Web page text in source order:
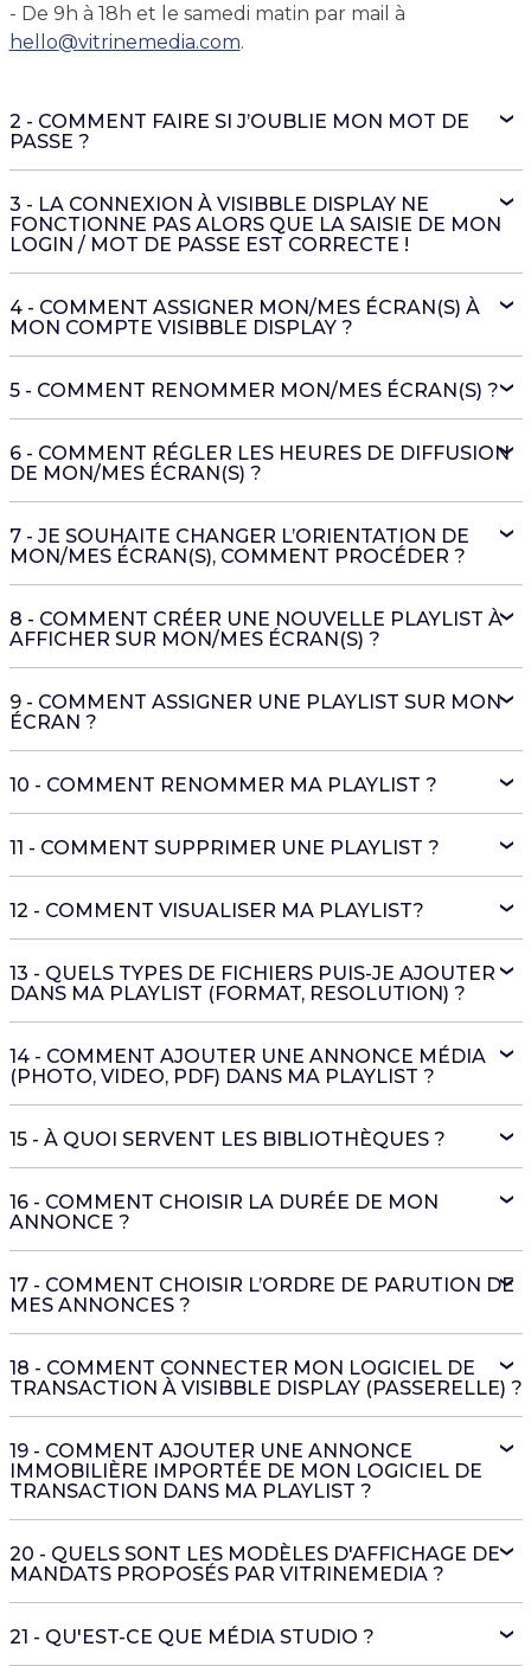
- De 9h à 18h et le samedi matin par mail à
hello@vitrinemedia.com.
2 - COMMENT FAIRE SI J’OUBLIE MON MOT DE
PASSE ?
3 - LA CONNEXION À VISIBBLE DISPLAY NE
FONCTIONNE PAS ALORS QUE LA SAISIE DE MON
LOGIN / MOT DE PASSE EST CORRECTE !
4 - COMMENT ASSIGNER MON/MES ÉCRAN(S) À
MON COMPTE VISIBBLE DISPLAY ?
5 - COMMENT RENOMMER MON/MES ÉCRAN(S) ?
6 - COMMENT RÉGLER LES HEURES DE DIFFUSION
DE MON/MES ÉCRAN(S) ?
7 - JE SOUHAITE CHANGER L’ORIENTATION DE
MON/MES ÉCRAN(S), COMMENT PROCÉDER ?
8 - COMMENT CRÉER UNE NOUVELLE PLAYLIST À
AFFICHER SUR MON/MES ÉCRAN(S) ?
9 - COMMENT ASSIGNER UNE PLAYLIST SUR MON
ÉCRAN ?
10 - COMMENT RENOMMER MA PLAYLIST ?
11 - COMMENT SUPPRIMER UNE PLAYLIST ?
12 - COMMENT VISUALISER MA PLAYLIST?
13 - QUELS TYPES DE FICHIERS PUIS-JE AJOUTER
DANS MA PLAYLIST (FORMAT, RESOLUTION) ?
14 - COMMENT AJOUTER UNE ANNONCE MÉDIA
(PHOTO, VIDEO, PDF) DANS MA PLAYLIST ?
15 - À QUOI SERVENT LES BIBLIOTHÈQUES ?
16 - COMMENT CHOISIR LA DURÉE DE MON
ANNONCE ?
17 - COMMENT CHOISIR L’ORDRE DE PARUTION DE
MES ANNONCES ?
18 - COMMENT CONNECTER MON LOGICIEL DE
TRANSACTION À VISIBBLE DISPLAY (PASSERELLE) ?
19 - COMMENT AJOUTER UNE ANNONCE
IMMOBILIÈRE IMPORTÉE DE MON LOGICIEL DE
TRANSACTION DANS MA PLAYLIST ?
20 - QUELS SONT LES MODÈLES D'AFFICHAGE DE
MANDATS PROPOSÉS PAR VITRINEMEDIA ?
21 - QU'EST-CE QUE MÉDIA STUDIO ?